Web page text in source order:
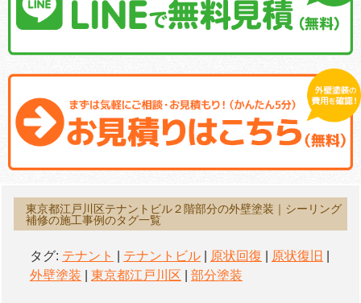
東京都江戸川区テナントビル２階部分の外壁塗装｜シーリング
補修の施工事例のタグ一覧
タグ: テナント テナントビル 原状回復 原状復旧
外壁塗装
東京都江戸川区 部分塗装